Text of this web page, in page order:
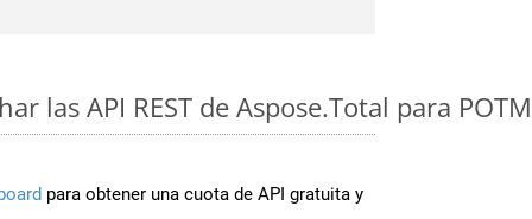
las API REST de Aspose.Total para
para obtener una cuota de API gratuita y